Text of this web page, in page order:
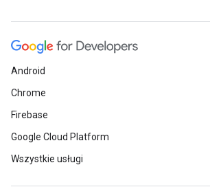
Android
Chrome
Firebase
Google Cloud Platform
Wszystkie usługi